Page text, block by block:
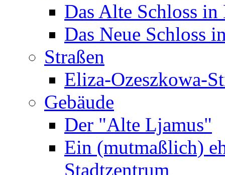
Das Alte Schloss in
Das Neue Schloss
Straßen
Eliza-Ozeszkowa-
Gebäude
Der "Alte Ljamus"
Ein (mutmaßlich)
Stadtzentrum